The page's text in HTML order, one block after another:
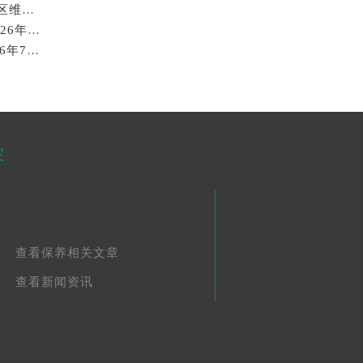
2026年7月最新劳力士龙湖北京亦庄天街经济技术开发区维修保养服务电话
苏州劳力士回收价格查询与各大回收平台实测排行（2026年7月最新数据）
广州劳力士回收价格查询和各大回收平台实测排行(2026年7月最新数据)
查看保养相关文章
查看新闻资讯